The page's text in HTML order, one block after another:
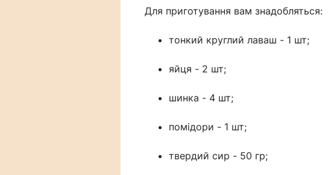
Для приготування вам знадобляться:
тонкий круглий лаваш - 1 шт;
яйця - 2 шт;
шинка - 4 шт;
помідори - 1 шт;
твердий сир - 50 гр;